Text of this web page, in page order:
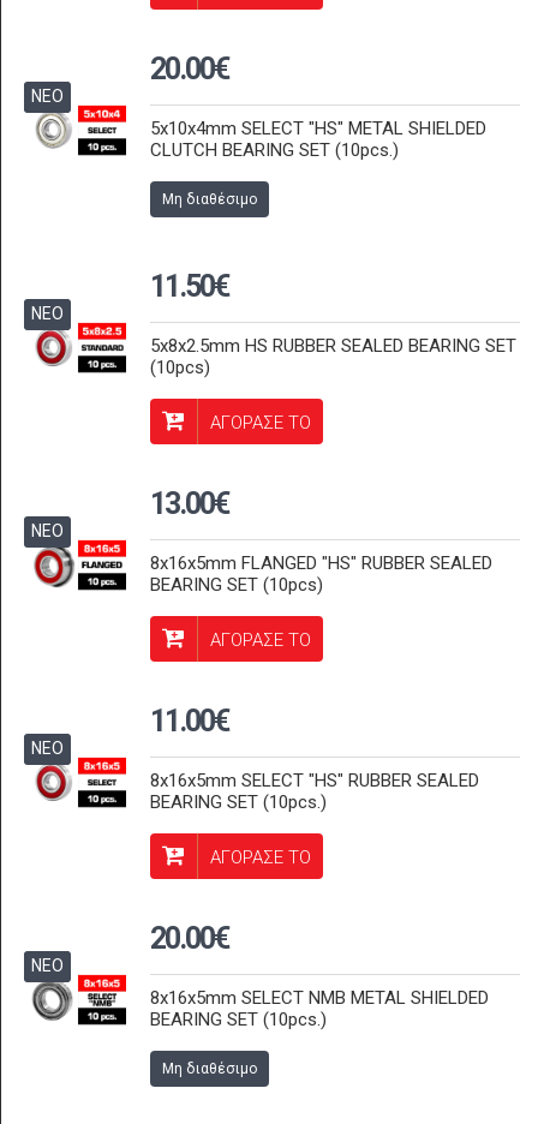
ΝΕΟ
20.00€
5x10x4mm SELECT "HS" METAL SHIELDED
CLUTCH BEARING SET (10pcs.)
Μη διαθέσιμο
ΝΕΟ
11.50€
5x8x2.5mm HS RUBBER SEALED BEARING SET
(10pcs)
ΑΓΟΡΑΣΕ ΤΟ
ΝΕΟ
13.00€
8x16x5mm FLANGED "HS" RUBBER SEALED
BEARING SET (10pcs)
ΑΓΟΡΑΣΕ ΤΟ
ΝΕΟ
11.00€
8x16x5mm SELECT "HS" RUBBER SEALED
BEARING SET (10pcs.)
ΑΓΟΡΑΣΕ ΤΟ
ΝΕΟ
20.00€
8x16x5mm SELECT NMB METAL SHIELDED
BEARING SET (10pcs.)
Μη διαθέσιμο